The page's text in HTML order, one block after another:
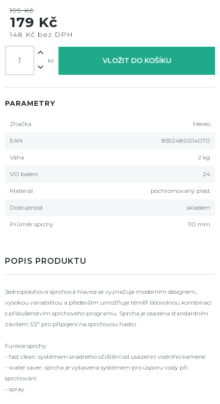
199 Kč
179 Kč
148 Kč bez DPH
ks VLOŽIT DO KOŠÍKU
PARAMETRY
Značka Mereo
EAN 8592480014070
Váha 2 kg
VO balení 24
Materiál pochromovaný plast
Dostupnost skladem
Průměr sprchy 110 mm
POPIS PRODUKTU
Jednopolohová sprchová hlavice se vyznačuje moderním designem,
vysokou variabilitou a především umožňuje téměř libovolnou kombinaci
s příslušenstvím sprchového programu. Sprcha je osazena standardním
závitem 1/2" pro připojení na sprchovou hadici.
Funkce sprchy:
- fast clean: systémem snadného očištění od usazenin vodního kamene
- water saver: sprcha je vybavena systémem pro úsporu vody při
sprchování
- spray